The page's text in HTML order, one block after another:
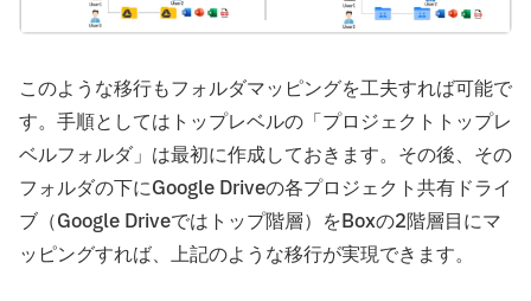
このような移行もフォルダマッピングを工夫すれば可能で
す。手順としてはトップレベルの「プロジェクトトップレ
ベルフォルダ」は最初に作成しておきます。その後、その
フォルダの下にGoogle Driveの各プロジェクト共有ドライ
ブ（Google Driveではトップ階層）をBoxの2階層目にマ
ッピングすれば、上記のような移行が実現できます。